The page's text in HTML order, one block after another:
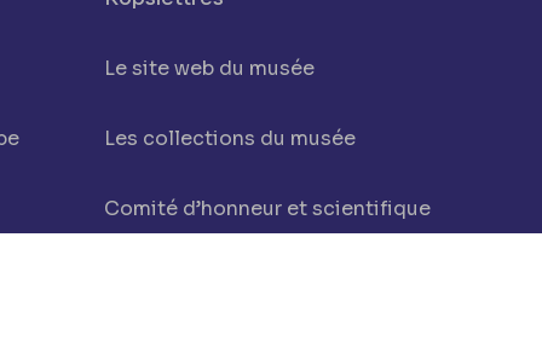
Le site web du musée
Les collections du musée
Comité d’honneur et scientifique